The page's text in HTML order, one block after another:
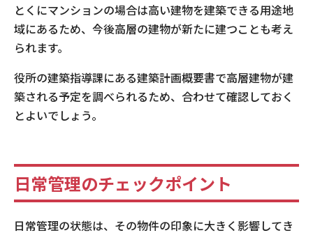
とくにマンションの場合は高い建物を建築できる用途地
域にあるため、今後高層の建物が新たに建つことも考え
られます。
役所の建築指導課にある建築計画概要書で高層建物が建
築される予定を調べられるため、合わせて確認しておく
とよいでしょう。
日常管理のチェックポイント
日常管理の状態は、その物件の印象に大きく影響してき